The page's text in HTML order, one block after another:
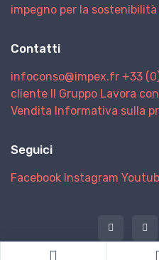
impegno per la sostenibilità
Contatti
infoconso@impex.fr +33
cliente Il Gruppo Lavora
Vendita Informativa sulla
Seguici
Facebook Instagram